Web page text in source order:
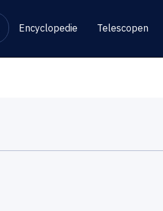
Encyclopedie Telescopen